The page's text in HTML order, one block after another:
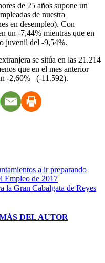
de 25 años supone un
de nuestra
en desempleo). Con
un -7,44% mientras que en
juvenil del -9,54%.
se sitúa en las 21.214
que en el mes anterior
-2,60% (-11.592).
a ir preparando
Empleo de 2017
la Gran Cabalgata de Reyes
DEL AUTOR